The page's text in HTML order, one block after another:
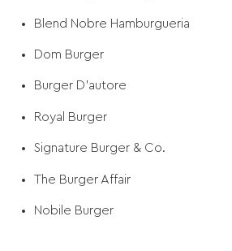
Blend Nobre Hamburgueria
Dom Burger
Burger D'autore
Royal Burger
Signature Burger & Co.
The Burger Affair
Nobile Burger